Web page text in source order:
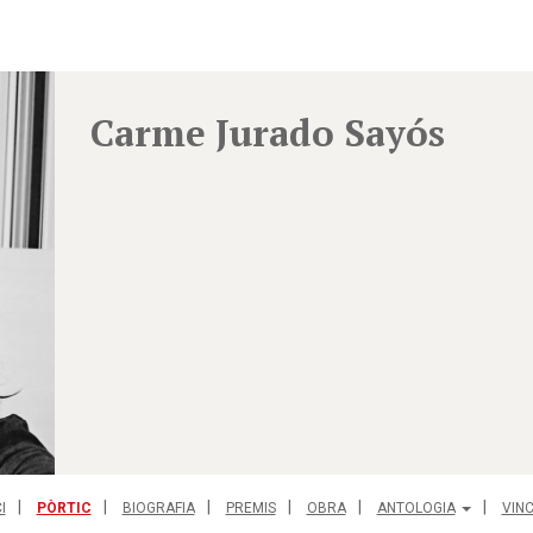
Carme Jurado Sayós
PÒRTIC BIOGRAFIA PREMIS OBRA ANTOLOGIA